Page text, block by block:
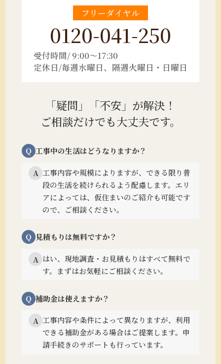
フリーダイヤル
0120-041-250
受付時間/ 9:00～17:30
定休日/毎週水曜日、隔週火曜日・日曜日
「疑問」「不安」が解決！
ご相談だけでも大丈夫です。
Q 工事中の生活はどうなりますか？
A 工事内容や規模によりますが、できる限り普
段の生活を続けられるよう配慮します。 エリ
アによっては、仮住まいのご紹介も可能です
ので、ご相談ください。
Q 見積もりは無料ですか？
A はい、現地調査・お見積もりはすべて無料で
す。まずはお気軽にご相談ください。
Q 補助金は使えますか？
A 工事内容や条件によって異なりますが、利用
できる補助金がある場合はご提案します。 申
請手続きのサポートも行っています。